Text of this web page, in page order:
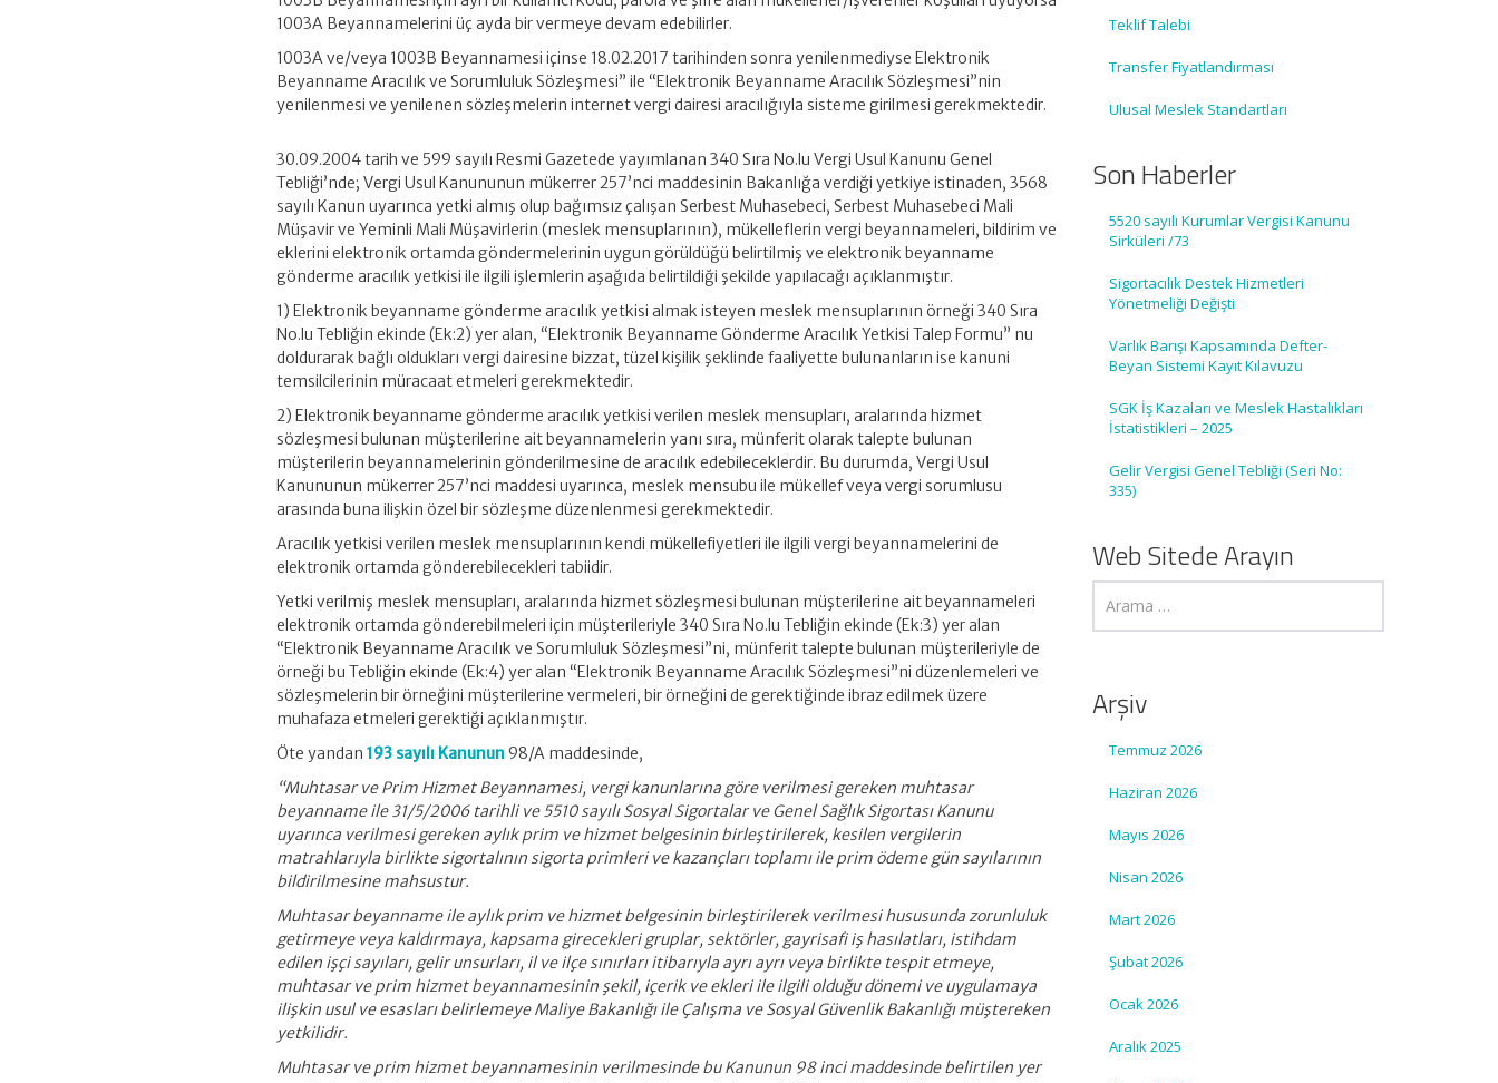
1003A Beyannamelerini üç ayda bir vermeye devam edebilirler.
1003A ve/veya 1003B Beyannamesi içinse 18.02.2017 tarihinden sonra yenilenmediyse Elektronik
Beyanname Aracılık ve Sorumluluk Sözleşmesi” ile “Elektronik Beyanname Aracılık Sözleşmesi”nin
yenilenmesi ve yenilenen sözleşmelerin internet vergi dairesi aracılığıyla sisteme girilmesi gerekmektedir.
30.09.2004 tarih ve 599 sayılı Resmi Gazetede yayımlanan 340 Sıra No.lu Vergi Usul Kanunu Genel
Tebliği’nde; Vergi Usul Kanununun mükerrer 257’nci maddesinin Bakanlığa verdiği yetkiye istinaden, 3568
sayılı Kanun uyarınca yetki almış olup bağımsız çalışan Serbest Muhasebeci, Serbest Muhasebeci Mali
Müşavir ve Yeminli Mali Müşavirlerin (meslek mensuplarının), mükelleflerin vergi beyannameleri, bildirim ve
eklerini elektronik ortamda göndermelerinin uygun görüldüğü belirtilmiş ve elektronik beyanname
gönderme aracılık yetkisi ile ilgili işlemlerin aşağıda belirtildiği şekilde yapılacağı açıklanmıştır.
1) Elektronik beyanname gönderme aracılık yetkisi almak isteyen meslek mensuplarının örneği 340 Sıra
No.lu Tebliğin ekinde (Ek:2) yer alan, “Elektronik Beyanname Gönderme Aracılık Yetkisi Talep Formu” nu
doldurarak bağlı oldukları vergi dairesine bizzat, tüzel kişilik şeklinde faaliyette bulunanların ise kanuni
temsilcilerinin müracaat etmeleri gerekmektedir.
2) Elektronik beyanname gönderme aracılık yetkisi verilen meslek mensupları, aralarında hizmet
sözleşmesi bulunan müşterilerine ait beyannamelerin yanı sıra, münferit olarak talepte bulunan
müşterilerin beyannamelerinin gönderilmesine de aracılık edebileceklerdir. Bu durumda, Vergi Usul
Kanununun mükerrer 257’nci maddesi uyarınca, meslek mensubu ile mükellef veya vergi sorumlusu
arasında buna ilişkin özel bir sözleşme düzenlenmesi gerekmektedir.
Aracılık yetkisi verilen meslek mensuplarının kendi mükellefiyetleri ile ilgili vergi beyannamelerini de
elektronik ortamda gönderebilecekleri tabiidir.
Yetki verilmiş meslek mensupları, aralarında hizmet sözleşmesi bulunan müşterilerine ait beyannameleri
elektronik ortamda gönderebilmeleri için müşterileriyle 340 Sıra No.lu Tebliğin ekinde (Ek:3) yer alan
“Elektronik Beyanname Aracılık ve Sorumluluk Sözleşmesi”ni, münferit talepte bulunan müşterileriyle de
örneği bu Tebliğin ekinde (Ek:4) yer alan “Elektronik Beyanname Aracılık Sözleşmesi”ni düzenlemeleri ve
sözleşmelerin bir örneğini müşterilerine vermeleri, bir örneğini de gerektiğinde ibraz edilmek üzere
muhafaza etmeleri gerektiği açıklanmıştır.
Öte yandan193 sayılı Kanunun98/A maddesinde,
“Muhtasar ve Prim Hizmet Beyannamesi, vergi kanunlarına göre verilmesi gereken muhtasar
beyanname ile 31/5/2006 tarihli ve 5510 sayılı Sosyal Sigortalar ve Genel Sağlık Sigortası Kanunu
uyarınca verilmesi gereken aylık prim ve hizmet belgesinin birleştirilerek, kesilen vergilerin
matrahlarıyla birlikte sigortalının sigorta primleri ve kazançları toplamı ile prim ödeme gün sayılarının
bildirilmesine mahsustur.
Muhtasar beyanname ile aylık prim ve hizmet belgesinin birleştirilerek verilmesi hususunda zorunluluk
getirmeye veya kaldırmaya, kapsama girecekleri gruplar, sektörler, gayrisafi iş hasılatları, istihdam
edilen işçi sayıları, gelir unsurları, il ve ilçe sınırları itibarıyla ayrı ayrı veya birlikte tespit etmeye,
muhtasar ve prim hizmet beyannamesinin şekil, içerik ve ekleri ile ilgili olduğu dönemi ve uygulamaya
ilişkin usul ve esasları belirlemeye Maliye Bakanlığı ile Çalışma ve Sosyal Güvenlik Bakanlığı müştereken
yetkilidir.
Muhtasar ve prim hizmet beyannamesinin verilmesinde bu Kanunun 98 inci maddesinde belirtilen yer
Teklif Talebi
Transfer Fiyatlandırması
Ulusal Meslek Standartları
Son Haberler
5520 sayılı Kurumlar Vergisi Kanunu
Sirküleri /73
Sigortacılık Destek Hizmetleri
Yönetmeliği Değişti
Varlık Barışı Kapsamında Defter-
Beyan Sistemi Kayıt Kılavuzu
SGK İş Kazaları ve Meslek Hastalıkları
İstatistikleri – 2025
Gelir Vergisi Genel Tebliği (Seri No:
335)
Web Sitede Arayın
Arşiv
Temmuz 2026
Haziran 2026
Mayıs 2026
Nisan 2026
Mart 2026
Şubat 2026
Ocak 2026
Aralık 2025